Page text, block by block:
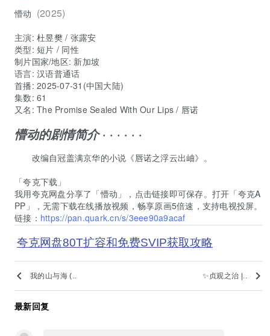
懵动 (2025)
主演:杜昱樊/ 张露安
类型: 短片 / 同性
制片国家/地区: 新加坡
语言: 汉语普通话
首播: 2025-07-31(中国大陆)
集数: 61
又名: The Promise Sealed With Our Lips / 唇诺
懵动的剧情简介· · · · · ·
改编自冠盖满京华的小说《唇诺之浮云出岫》。
「夸克下载」
我用夸克网盘分享了「懵动」，点击链接即可保存。打开「夸克A
PP」，无需下载在线播放视频，畅享原画5倍速，支持电视投屏。
链接： https://pan.quark.cn/s/3eee90a9acaf
夸克网盘80T扩容和免费SVIP获取攻略
keyboard_arrow_left 我的山与海 (.. ✨贞观之治 |.. keyboard_arrow_right
最新回复